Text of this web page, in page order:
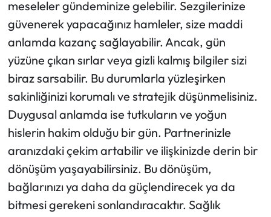
meseleler gündeminize gelebilir. Sezgilerinize
güvenerek yapacağınız hamleler, size maddi
anlamda kazanç sağlayabilir. Ancak, gün
yüzüne çıkan sırlar veya gizli kalmış bilgiler sizi
biraz sarsabilir. Bu durumlarla yüzleşirken
sakinliğinizi korumalı ve stratejik düşünmelisiniz.
Duygusal anlamda ise tutkuların ve yoğun
hislerin hakim olduğu bir gün. Partnerinizle
aranızdaki çekim artabilir ve ilişkinizde derin bir
dönüşüm yaşayabilirsiniz. Bu dönüşüm,
bağlarınızı ya daha da güçlendirecek ya da
bitmesi gerekeni sonlandıracaktır. Sağlık